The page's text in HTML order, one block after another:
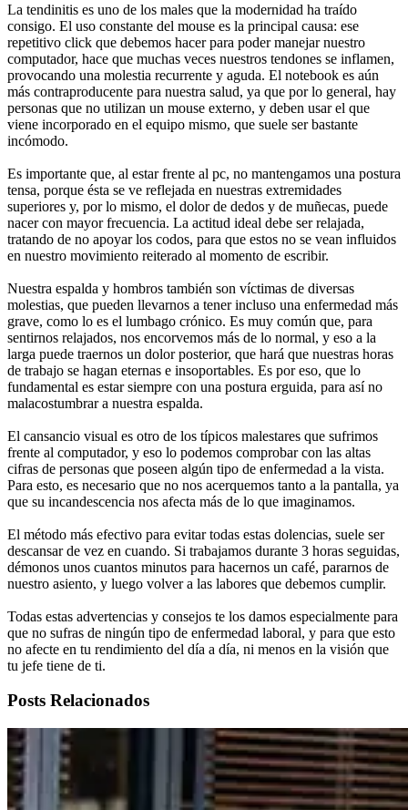
La tendinitis es uno de los males que la modernidad ha traído
consigo. El uso constante del mouse es la principal causa: ese
repetitivo click que debemos hacer para poder manejar nuestro
computador, hace que muchas veces nuestros tendones se inflamen,
provocando una molestia recurrente y aguda. El notebook es aún
más contraproducente para nuestra salud, ya que por lo general, hay
personas que no utilizan un mouse externo, y deben usar el que
viene incorporado en el equipo mismo, que suele ser bastante
incómodo.
Es importante que, al estar frente al pc, no mantengamos una postura
tensa, porque ésta se ve reflejada en nuestras extremidades
superiores y, por lo mismo, el dolor de dedos y de muñecas, puede
nacer con mayor frecuencia. La actitud ideal debe ser relajada,
tratando de no apoyar los codos, para que estos no se vean influidos
en nuestro movimiento reiterado al momento de escribir.
Nuestra espalda y hombros también son víctimas de diversas
molestias, que pueden llevarnos a tener incluso una enfermedad más
grave, como lo es el lumbago crónico. Es muy común que, para
sentirnos relajados, nos encorvemos más de lo normal, y eso a la
larga puede traernos un dolor posterior, que hará que nuestras horas
de trabajo se hagan eternas e insoportables. Es por eso, que lo
fundamental es estar siempre con una postura erguida, para así no
malacostumbrar a nuestra espalda.
El cansancio visual es otro de los típicos malestares que sufrimos
frente al computador, y eso lo podemos comprobar con las altas
cifras de personas que poseen algún tipo de enfermedad a la vista.
Para esto, es necesario que no nos acerquemos tanto a la pantalla, ya
que su incandescencia nos afecta más de lo que imaginamos.
El método más efectivo para evitar todas estas dolencias, suele ser
descansar de vez en cuando. Si trabajamos durante 3 horas seguidas,
démonos unos cuantos minutos para hacernos un café, pararnos de
nuestro asiento, y luego volver a las labores que debemos cumplir.
Todas estas advertencias y consejos te los damos especialmente para
que no sufras de ningún tipo de enfermedad laboral, y para que esto
no afecte en tu rendimiento del día a día, ni menos en la visión que
tu jefe tiene de ti.
Posts Relacionados